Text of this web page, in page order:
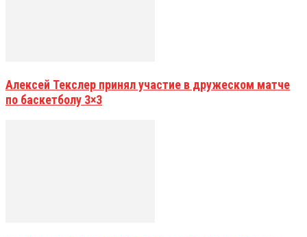
Алексей Текслер принял участие в дружеском матче
по баскетболу 3×3